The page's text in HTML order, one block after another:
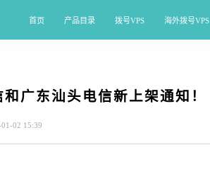
首页 产品目录 拨号VPS 海外拨号VPS
广东汕头电信新上架通知！
02 15:39